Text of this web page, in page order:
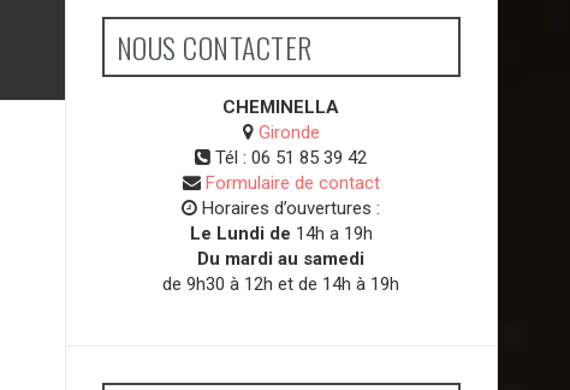
NOUS CONTACTER
CHEMINELLA
Gironde
Tél : 06 51 85 39 42
Formulaire de contact
Horaires d’ouvertures :
Le Lundi de 14h a 19h
Du mardi au samedi
de 9h30 à 12h et de 14h à 19h